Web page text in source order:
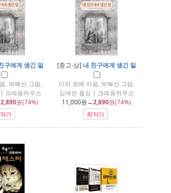
구에게 생긴 일
, 박혜선 그림,
크레용하우스
2,890원(74%)
가
[중고-상] 내 친구에게 생긴 일
미라 로베 지음, 박혜선 그림,
김세은 옮김 | 크레용하우스
11,000원→2,890원(74%)
최저가